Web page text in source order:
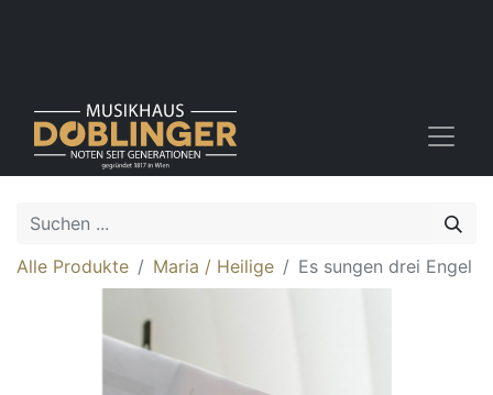
Alle Produkte Maria / Heilige Es sungen drei Engel